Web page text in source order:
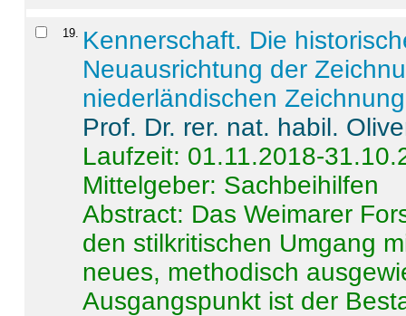
19
Kennerschaft. Die
Neuausrichtung der
niederländischen
Prof. Dr. rer. nat. habil.
Laufzeit: 01.11.2018-
Mittelgeber: Sachbeihilfen
Abstract: Das Weimarer
den stilkritischen Umgang
neues, methodisch
Ausgangspunkt ist der